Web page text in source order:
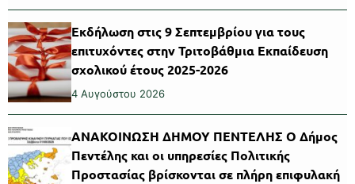
Εκδήλωση στις 9 Σεπτεμβρίου για τους
επιτυχόντες στην Τριτοβάθμια Εκπαίδευση
σχολικού έτους 2025-2026
4 Αυγούστου 2026
ΑΝΑΚΟΙΝΩΣΗ ΔΗΜΟΥ ΠΕΝΤΕΛΗΣ Ο Δήμος
Πεντέλης και οι υπηρεσίες Πολιτικής
Προστασίας βρίσκονται σε πλήρη επιφυλακή